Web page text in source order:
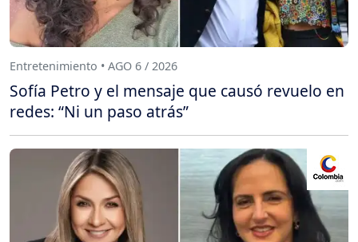
Entretenimiento • AGO 6 / 2026
Sofía Petro y el mensaje que causó revuelo en
redes: “Ni un paso atrás”